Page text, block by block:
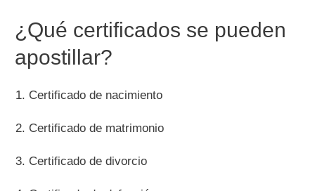
¿Qué certificados se pueden
apostillar?
Certificado de nacimiento
Certificado de matrimonio
Certificado de divorcio